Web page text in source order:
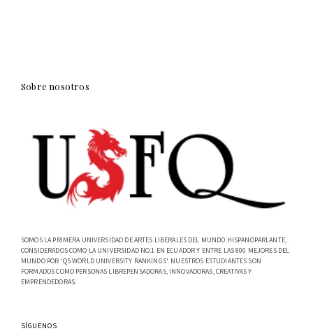
Sobre nosotros
SOMOS LA PRIMERA UNIVERSIDAD DE ARTES LIBERALES DEL MUNDO HISPANOPARLANTE,
CONSIDERADOS COMO LA UNIVERSIDAD NO.1 EN ECUADOR Y ENTRE LAS 800 MEJORES DEL
MUNDO POR 'QS WORLD UNIVERSITY RANKINGS'. NUESTROS ESTUDIANTES SON
FORMADOS COMO PERSONAS LIBREPENSADORAS, INNOVADORAS, CREATIVAS Y
EMPRENDEDORAS.
SÍGUENOS